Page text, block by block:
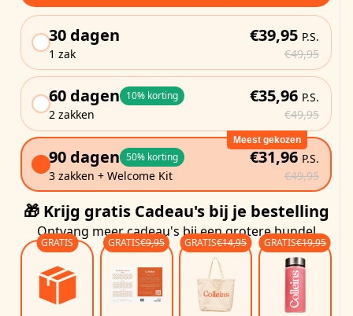
30 dagen
1 zak
€39,95 P.S.
€49,95
60 dagen 10% korting
2 zakken
€35,96 P.S.
€49,95
Meest gekozen
90 dagen 50% korting
3 zakken + Welcome Kit
€31,96 P.S.
€49,95
🎁 Krijg gratis Cadeau's bij je bestelling
Ontvang meer cadeau's bij een grotere bundel
GRATIS GRATIS€9,95 GRATIS€14,95 GRATIS€19,95